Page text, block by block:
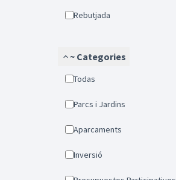
Rebutjada
~ Categories
Todas
Parcs i Jardins
Aparcaments
Inversió